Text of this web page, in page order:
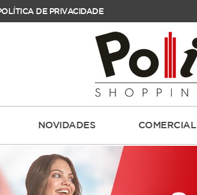
DE PRIVACIDADE
NOVIDADES COMERCIAL